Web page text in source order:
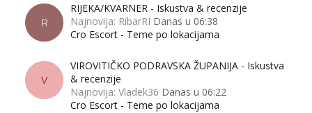
R
RIJEKA/KVARNER - Iskustva & recenzije
Najnovija: RibarRI Danas u 06:38
Cro Escort - Teme po lokacijama
V
VIROVITIČKO PODRAVSKA ŽUPANIJA - Iskustva
& recenzije
Najnovija: Vladek36 Danas u 06:22
Cro Escort - Teme po lokacijama